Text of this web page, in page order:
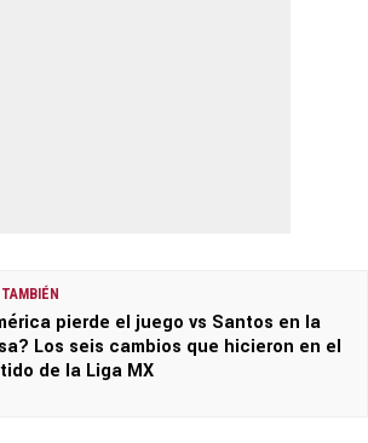
pierde el juego vs Santos en la
Los seis cambios que hicieron en el
de la Liga MX